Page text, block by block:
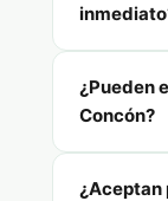
¿Pueden
Concón?
¿Aceptan